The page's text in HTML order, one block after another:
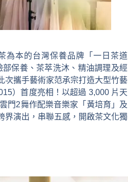
為本的台灣保養品牌「一日茶道
保養、茶萃洗沐、精油調理及經
次攜手藝術家范承宗打造大型竹藝
）首度亮相！以超過 3,000 片天
門2舞作配樂音樂家「黃培育」及
界演出，串聯五感，開啟茶文化獨